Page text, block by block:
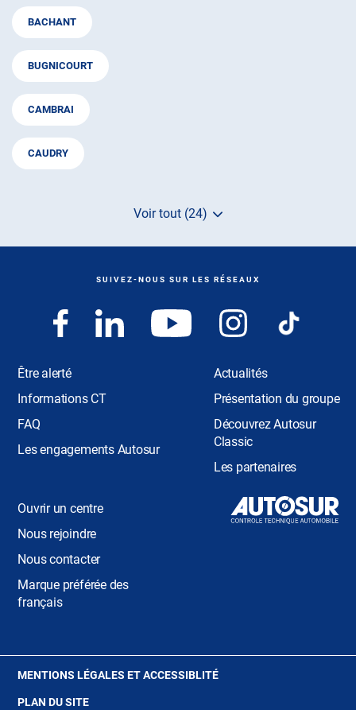
BACHANT
BUGNICOURT
CAMBRAI
CAUDRY
Voir tout (24)
de
de
de
SUIVEZ-NOUS SUR LES RÉSEAUX
Être alerté
Informations CT
FAQ
Les engagements Autosur
Actualités
Présentation du groupe
Découvrez Autosur
Classic
Les partenaires
Ouvrir un centre
Nous rejoindre
Nous contacter
Marque préférée des
français
MENTIONS LÉGALES ET ACCESSIBLITÉ(OUVRE
PLAN DU SITE